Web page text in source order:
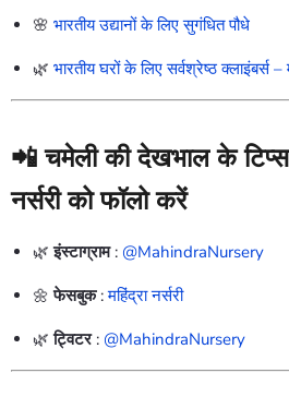
🌸 भारतीय उद्यानों के लिए सुगंधित पौधे
🌿 भारतीय घरों के लिए सर्वश्रेष्ठ क्लाइंबर्स –
📲 चमेली की देखभाल के टिप्स
नर्सरी को फॉलो करें
🌿इंस्टाग्राम: @MahindraNursery
🌼फेसबुक:महिंद्रा नर्सरी
🌿ट्विटर: @MahindraNursery